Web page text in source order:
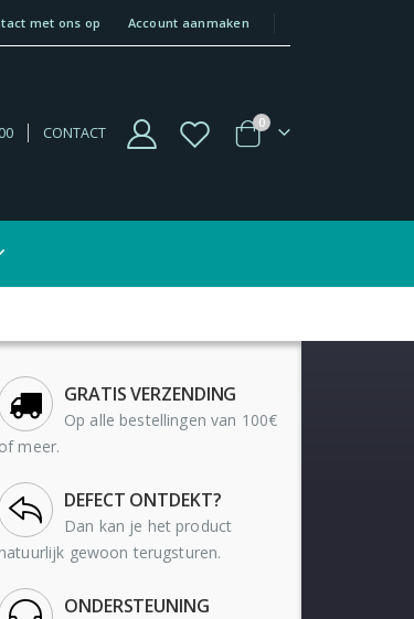
met ons op Account aanmaken
CONTACT
Winkelwagen
0producten
GRATIS VERZENDING
Op alle bestellingen van 100€
of meer.
DEFECT ONTDEKT?
Dan kan je het product
natuurlijk gewoon terugsturen.
ONDERSTEUNING